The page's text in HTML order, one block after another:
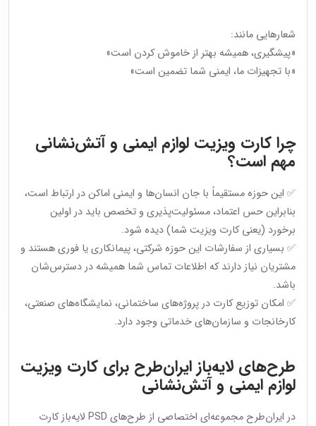
شعارهایی مانند:
«پیشگیری، همیشه بهتر از خاموش کردن است»
«با تجهیزات ما، ایمنی شما تضمین است»
چرا کارت ویزیت لوازم ایمنی و آتش‌نشانی
مهم است؟
✅ این حوزه مستقیماً با جان انسان‌ها و ایمنی اماکن در ارتباط است،
بنابراین حس اعتماد، مسئولیت‌پذیری و تخصص باید در اولین
برخورد (یعنی کارت ویزیت شما) دیده شود.
✅ بسیاری از سفارشات این حوزه شرکتی، پیمانکاری یا فوری هستند و
مشتریان نیاز دارند که اطلاعات تماس شما همیشه در دسترس‌شان
باشد.
✅ امکان توزیع کارت در پروژه‌های ساختمانی، نمایشگاه‌های صنعتی،
کارخانجات و سازمان‌های خدماتی وجود دارد.
طرح‌های لایه‌باز ایران‌طرح برای کارت ویزیت
لوازم ایمنی و آتش‌نشانی
در ایران‌طرح مجموعه‌ای اختصاصی از طرح‌های PSD لایه‌باز کارت